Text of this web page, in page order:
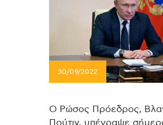
30/09/2022
Ο Ρώσος Πρόεδρος,
Πούτιν, υπέγραψε